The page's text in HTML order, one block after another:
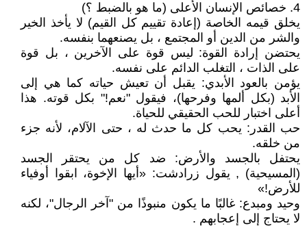
4. خصائص الإنسان الأعلى (ما هو بالضبط ؟)
يخلق قيمه الخاصة (إعادة تقييم كل القيم) لا يأخذ الخير
والشر من الدين أو المجتمع ، بل يصنعهما بنفسه.
يحتضن إرادة القوة: ليس قوة على الآخرين ، بل قوة
على الذات ، التغلب الدائم على نفسه.
يؤمن بالعود الأبدي: يقبل أن تعيش حياته كما هي إلى
الأبد (بكل ألمها وفرحها)، فيقول "نعم!" بكل قوته. هذا
أعلى اختبار للحب الحقيقي للحياة.
حب القدر: يحب كل ما حدث له ، حتى الآلام، لأنه جزء
من خلقه.
يحتفل بالجسد والأرض: ضد كل من يحتقر الجسد
(المسيحية) , يقول زرادشت: «أيها الإخوة، ابقوا أوفياء
للأرض!»
وحيد ومبدع: غالبًا ما يكون منبوذًا من "آخر الرجال"، لكنه
لا يحتاج إلى إعجابهم .